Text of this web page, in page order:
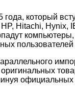
который
Hitachi,
официальных